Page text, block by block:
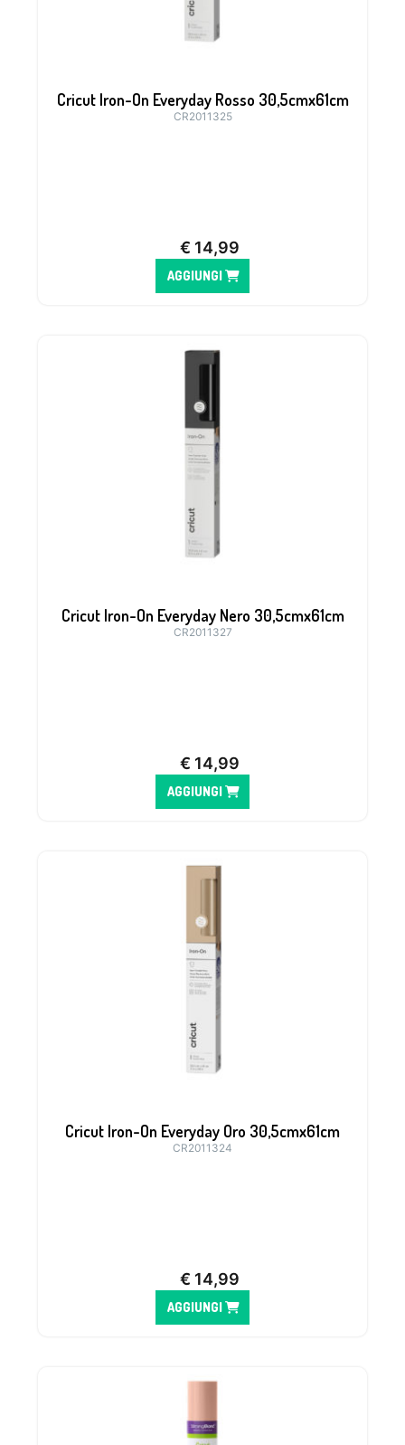
Cricut Iron-On Everyday Rosso 30,5cmx61cm
CR2011325
€ 14,99
AGGIUNGI
Cricut Iron-On Everyday Nero 30,5cmx61cm
CR2011327
€ 14,99
AGGIUNGI
Cricut Iron-On Everyday Oro 30,5cmx61cm
CR2011324
€ 14,99
AGGIUNGI